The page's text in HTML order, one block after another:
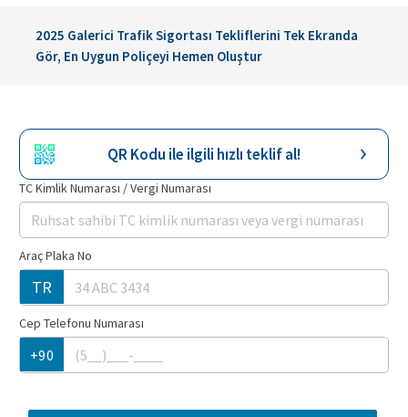
2025 Galerici Trafik Sigortası Tekliflerini Tek Ekranda
Gör, En Uygun Poliçeyi Hemen Oluştur
QR Kodu ile ilgili hızlı teklif al!
TC Kimlik Numarası / Vergi Numarası
Araç Plaka No
TR
Cep Telefonu Numarası
+90